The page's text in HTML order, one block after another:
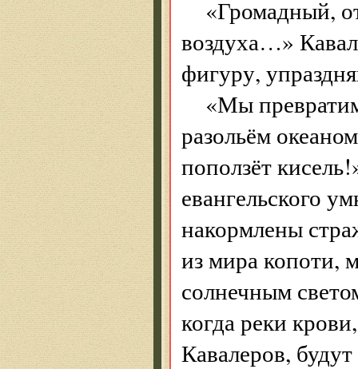
«Громадный,
воздуха…»
фигуру,
«Мы
разольём
поползёт
евангельского
накормлены
из мира копоти,
солнечным
когда реки
Кавалеров,